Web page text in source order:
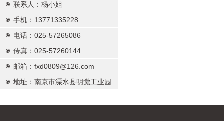
联系人：杨小姐
手机：13771335228
电话：025-57265086
传真：025-57260144
邮箱：fxd0809@126.com
地址：南京市溧水县明觉工业园